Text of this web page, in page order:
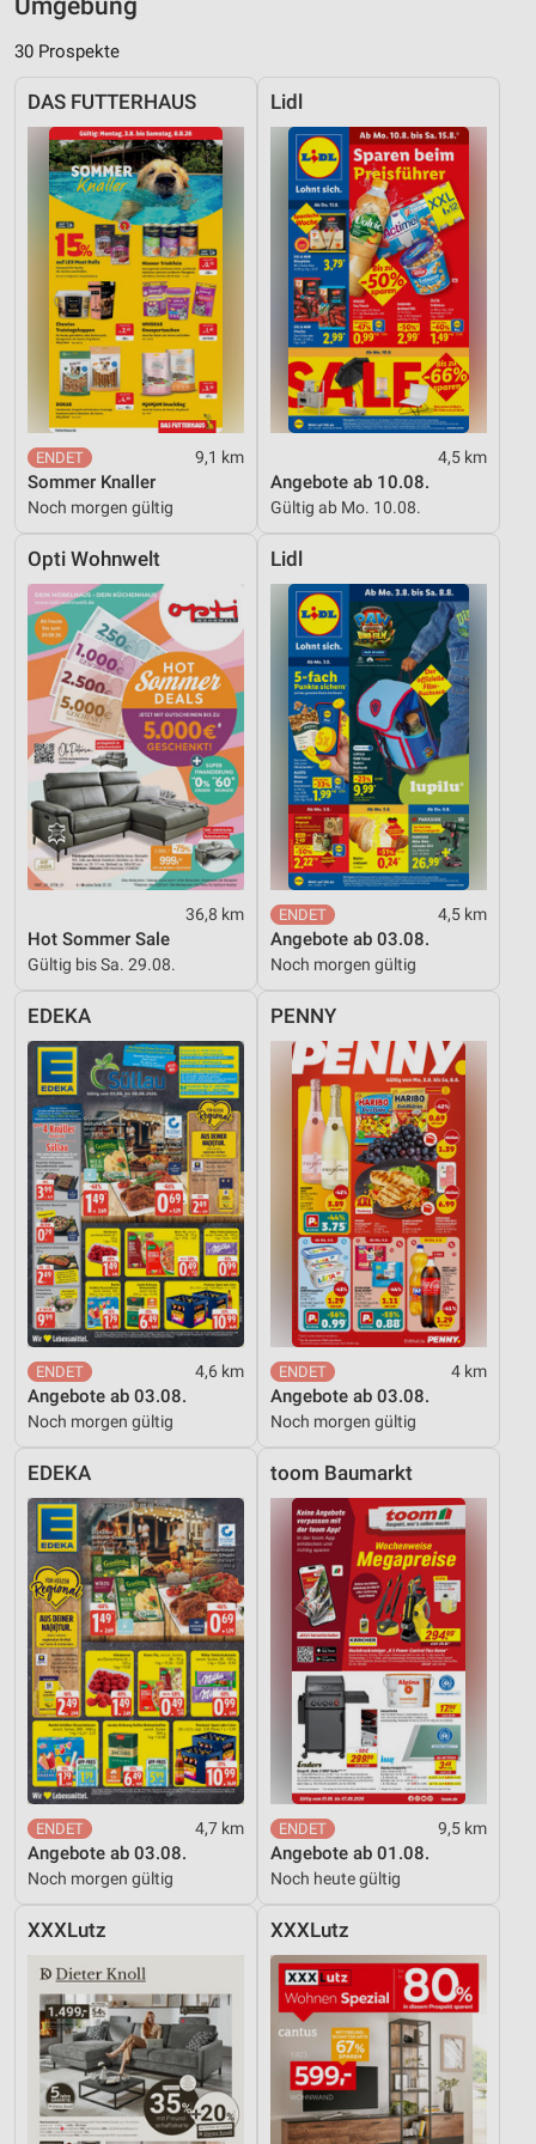
Umgebung
30 Prospekte
DAS FUTTERHAUS
9,1 km
Sommer Knaller
Noch morgen gültig
Lidl
4,5 km
Angebote ab 10.08.
Gültig ab Mo. 10.08.
Opti Wohnwelt
36,8 km
Hot Sommer Sale
Gültig bis Sa. 29.08.
Lidl
4,5 km
Angebote ab 03.08.
Noch morgen gültig
EDEKA
4,6 km
Angebote ab 03.08.
Noch morgen gültig
PENNY
4 km
Angebote ab 03.08.
Noch morgen gültig
EDEKA
4,7 km
Angebote ab 03.08.
Noch morgen gültig
toom Baumarkt
9,5 km
Angebote ab 01.08.
Noch heute gültig
XXXLutz XXXLutz